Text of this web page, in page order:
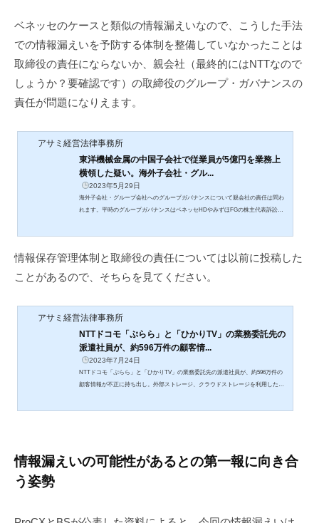
ベネッセのケースと類似の情報漏えいなので、こうした手法
での情報漏えいを予防する体制を整備していなかったことは
取締役の責任にならないか、親会社（最終的にはNTTなので
しょうか？要確認です）の取締役のグループ・ガバナンスの
責任が問題になりえます。
アサミ経営法律事務所
東洋機械金属の中国子会社で従業員が5億円を業務上
横領した疑い。海外子会社・グル...
2023年5月29日
海外子会社・グループ会社へのグループガバナンスについて親会社の責任は問わ
れます。平時のグループガバナンスはベネッセHDやみずほFGの株主代表訴訟判
情報保存管理体制と取締役の責任については以前に投稿した
ことがあるので、そちらを見てください。
アサミ経営法律事務所
NTTドコモ「ぷらら」と「ひかりTV」の業務委託先の
派遣社員が、約596万件の顧客情...
2023年7月24日
NTTドコモ「ぷらら」と「ひかりTV」の業務委託先の派遣社員が、約596万件の
顧客情報が不正に持ち出し。外部ストレージ、クラウドストレージを利用した情
情報漏えいの可能性があるとの第一報に向き合
う姿勢